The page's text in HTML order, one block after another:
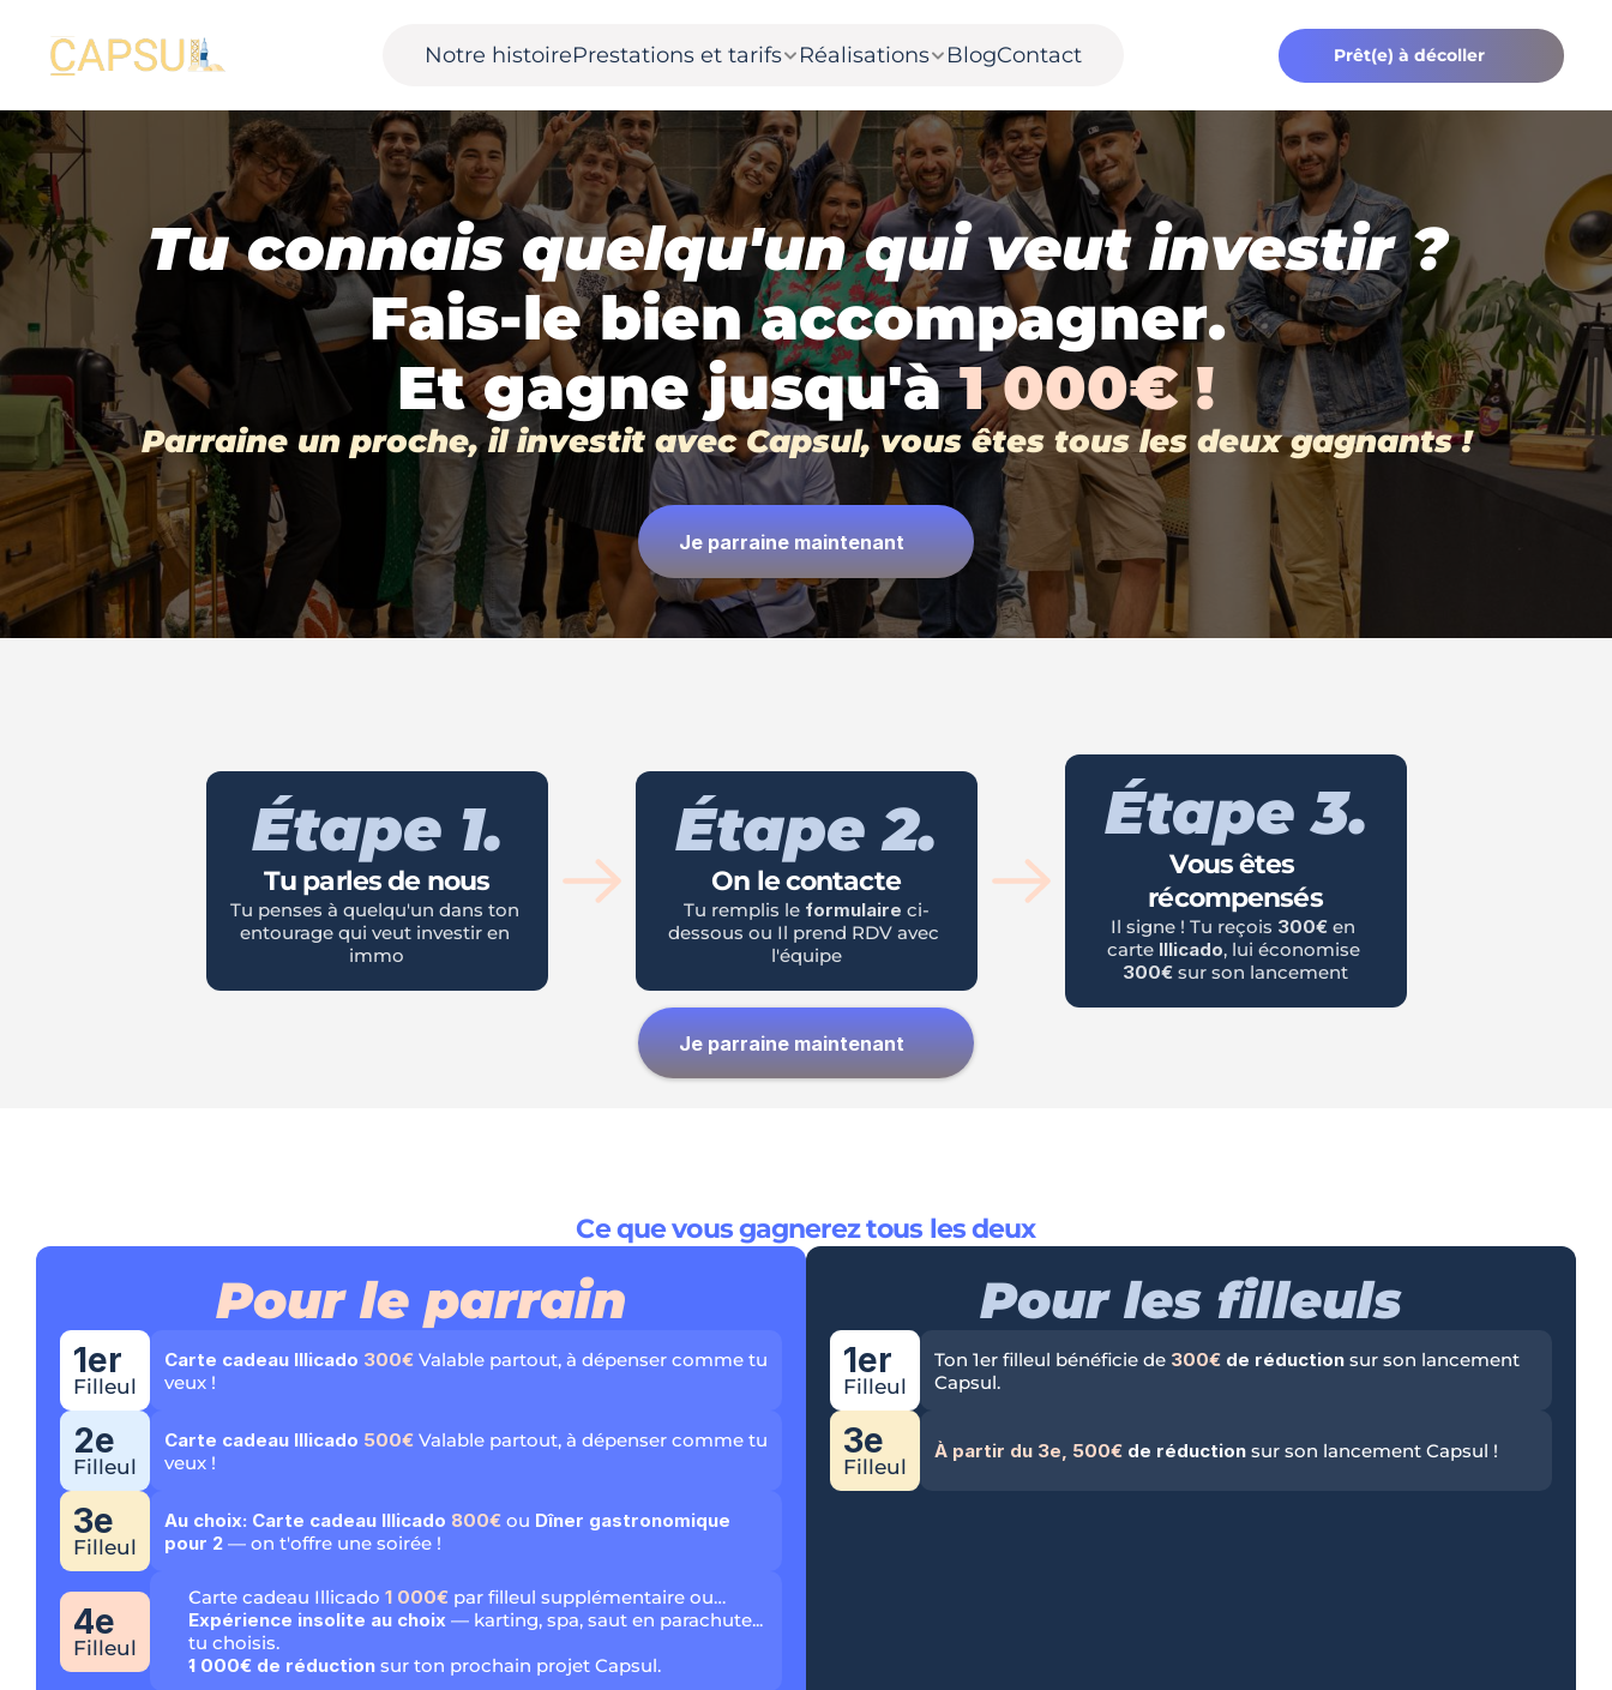
Notre histoirePrestations et tarifs Réalisations BlogContact Prêt(e) à décoller
Tu connais quelqu'un qui veut investir ?
Fais-le bien accompagner.
Et gagne jusqu'à 1 000€ !
Parraine un proche, il investit avec Capsul, vous êtes tous les deux gagnants !
Je parraine maintenant
Étape 1.
Tu parles de nous
Tu penses à quelqu'un dans ton
entourage qui veut investir en
immo
Étape 2.
On le contacte
Tu remplis le formulaire ci-
dessous ou Il prend RDV avec
l'équipe
Étape 3.
Vous êtes
récompensés
Il signe ! Tu reçois 300€ en
carte Illicado
, lui économise
300€ sur son lancement
Je parraine maintenant
Ce que vous gagnerez tous les deux
Pour le parrain
1er
Filleul
Carte cadeau Illicado 300€ Valable partout, à dépenser comme tu
veux !
2e
Filleul
Carte cadeau Illicado 500€ Valable partout, à dépenser comme tu
veux !
3e
Filleul
Au choix: Carte cadeau Illicado 800€ ou Dîner gastronomique
pour 2 — on t'offre une soirée !
4e
Filleul
Carte cadeau Illicado 1 000€ par filleul supplémentaire ou…
Expérience insolite au choix — karting, spa, saut en parachute...
tu choisis.
1 000€ de réduction sur ton prochain projet Capsul.
Pour les filleuls
1er
Filleul
Ton 1er filleul bénéficie de 300€ de réduction sur son lancement
Capsul.
3e
Filleul
À partir du 3e, 500€ de réduction sur son lancement Capsul !